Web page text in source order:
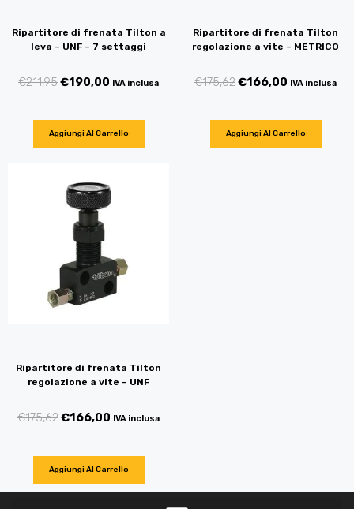
Ripartitore di frenata Tilton a
leva – UNF – 7 settaggi
€211,95€190,00 IVA inclusa
Aggiungi Al Carrello
Ripartitore di frenata Tilton
regolazione a vite – METRICO
€175,62€166,00 IVA inclusa
Aggiungi Al Carrello
Ripartitore di frenata Tilton
regolazione a vite – UNF
€175,62€166,00 IVA inclusa
Aggiungi Al Carrello